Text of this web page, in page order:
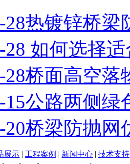
28热镀锌桥梁
28 如何选择
28桥面高空落
15公路两侧绿
20桥梁防抛网
展示 | 工程案例 | 新闻中心 | 技术支持